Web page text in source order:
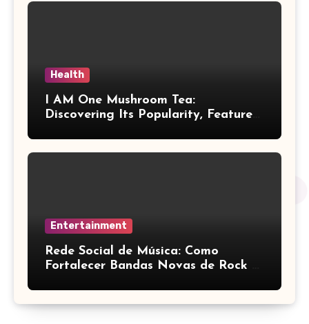
Health
I AM One Mushroom Tea:
Discovering Its Popularity, Features,
Entertainment
Rede Social de Música: Como
Fortalecer Bandas Novas de Rock e